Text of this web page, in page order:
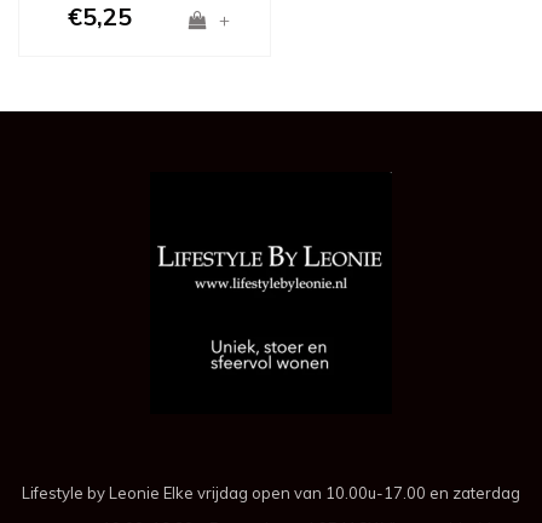
€5,25 +
Lifestyle by Leonie Elke vrijdag open van 10.00u-17.00 en zaterdag